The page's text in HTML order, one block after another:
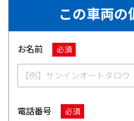
この車両の
お名前 必須
電話番号 必須